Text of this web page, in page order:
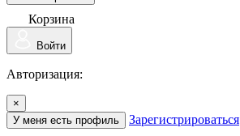
Корзина
Войти
Авторизация:
×
У меня есть профиль
Зарегистрироваться